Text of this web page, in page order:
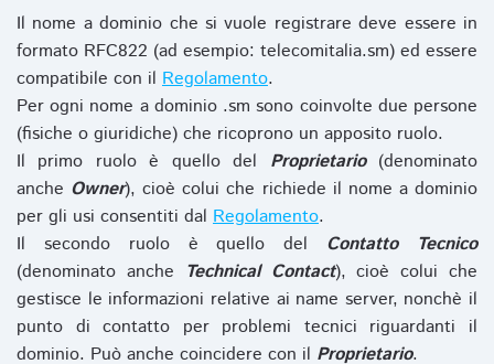
Il nome a dominio che si vuole registrare deve essere in
formato RFC822 (ad esempio: telecomitalia.sm) ed essere
compatibile con il Regolamento.
Per ogni nome a dominio .sm sono coinvolte due persone
(fisiche o giuridiche) che ricoprono un apposito ruolo.
Il primo ruolo è quello del Proprietario(denominato
anche Owner), cioè colui che richiede il nome a dominio
per gli usi consentiti dal Regolamento.
Il secondo ruolo è quello del Contatto Tecnico
(denominato anche Technical Contact), cioè colui che
gestisce le informazioni relative ai name server, nonchè il
punto di contatto per problemi tecnici riguardanti il
dominio. Può anche coincidere con il Proprietario.